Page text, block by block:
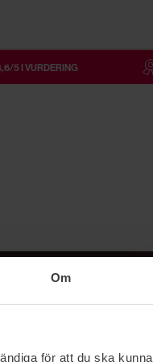
Om
för att du ska kunna
5 I VURDERING
Følg oss